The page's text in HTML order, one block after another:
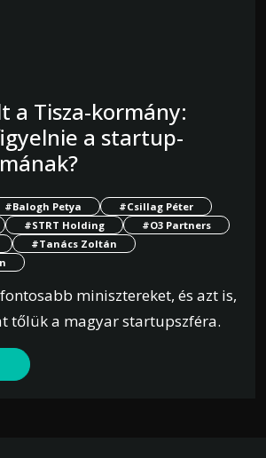
a Tisza-kormány:
a startup-
#Balogh Petya
#Csillag Péter
#STRT Holding
#O3 Partners
#Tanács Zoltán
minisztereket, és azt is,
tőlük a magyar startupszféra.